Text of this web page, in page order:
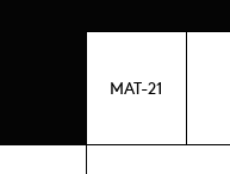
MAT-21